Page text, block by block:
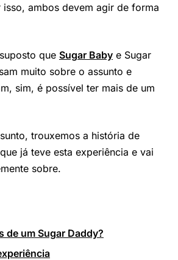
isso, ambos devem agir de forma
que Sugar Babye Sugar
muito sobre o assunto e
sim, é possível ter mais de um
trouxemos a história de
já teve esta experiência e vai
sobre.
de um Sugar Daddy?